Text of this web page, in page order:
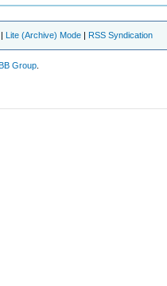
| Lite (Archive) Mode | RSS Syndication
Group